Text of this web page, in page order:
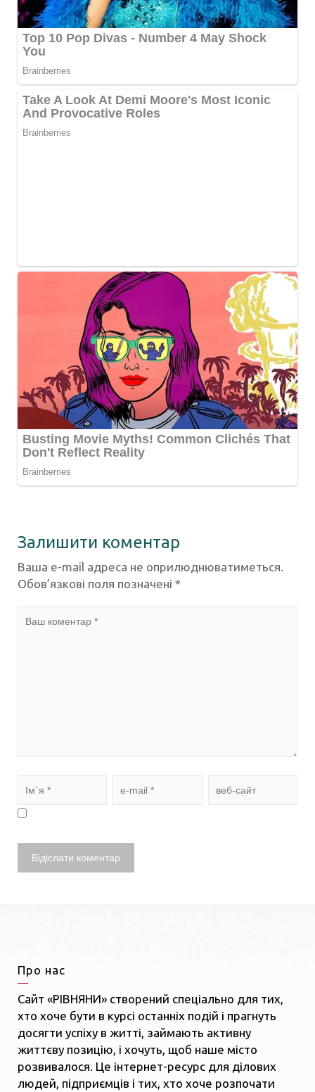
Залишити коментар
Ваша e-mail адреса не оприлюднюватиметься.
Обов’язкові поля позначені *
Про нас
Сайт «РІВНЯНИ» створений спеціально для тих,
хто хоче бути в курсі останніх подій і прагнуть
досягти успіху в житті, займають активну
життєву позицію, і хочуть, щоб наше місто
розвивалося. Це інтернет-ресурс для ділових
людей, підприємців і тих, хто хоче розпочати